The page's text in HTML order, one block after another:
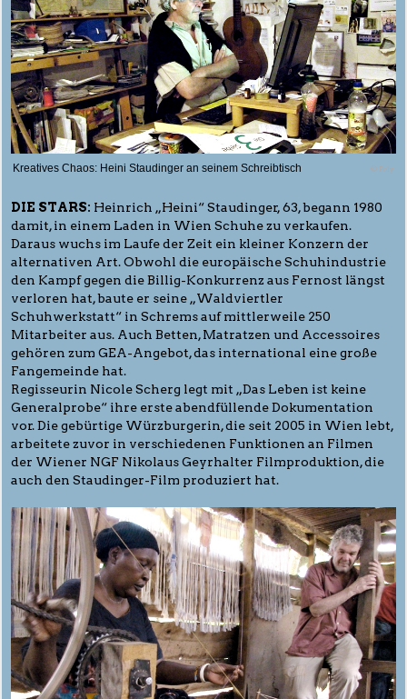
Kreatives Chaos: Heini Staudinger an seinem Schreibtisch © Poly
DIE STARS: Heinrich „Heini“ Staudinger, 63, begann 1980
damit, in einem Laden in Wien Schuhe zu verkaufen.
Daraus wuchs im Laufe der Zeit ein kleiner Konzern der
alternativen Art. Obwohl die europäische Schuhindustrie
den Kampf gegen die Billig-Konkurrenz aus Fernost längst
verloren hat, baute er seine „Waldviertler
Schuhwerkstatt“ in Schrems auf mittlerweile 250
Mitarbeiter aus. Auch Betten, Matratzen und Accessoires
gehören zum GEA-Angebot, das international eine große
Fangemeinde hat.
Regisseurin Nicole Scherg legt mit „Das Leben ist keine
Generalprobe“ ihre erste abendfüllende Dokumentation
vor. Die gebürtige Würzburgerin, die seit 2005 in Wien lebt,
arbeitete zuvor in verschiedenen Funktionen an Filmen
der Wiener NGF Nikolaus Geyrhalter Filmproduktion, die
auch den Staudinger-Film produziert hat.